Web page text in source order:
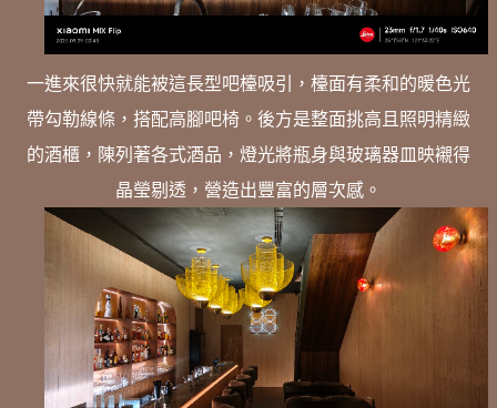
一進來很快就能被這長型吧檯吸引，檯面有柔和的暖色光
帶勾勒線條，搭配高腳吧椅。後方是整面挑高且照明精緻
的酒櫃，陳列著各式酒品，燈光將瓶身與玻璃器皿映襯得
晶瑩剔透，營造出豐富的層次感。